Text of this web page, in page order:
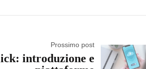
Prossimo post
introduzione e